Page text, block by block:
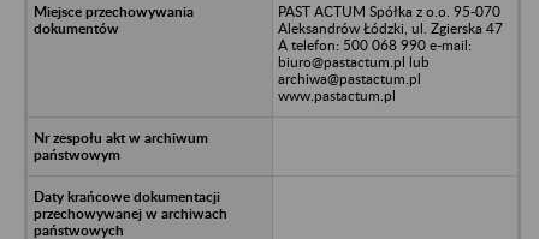
PAST ACTUM Spółka z o.o. 95-070
Aleksandrów Łódzki, ul. Zgierska 47
A telefon: 500 068 990 e-mail:
biuro@pastactum.pl lub
archiwa@pastactum.pl
www.pastactum.pl